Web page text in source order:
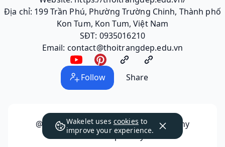
Địa chỉ: 199 Trần Phú, Phường Trường Chinh, Thành phố
Kon Tum, Kon Tum, Việt Nam
SĐT: 0935016210
Email: contact@thoitrangdep.edu.vn
Follow Share
@thoitrangdepeduvnhas not made any
collections public yet.
Wakelet uses cookies to
improve your experience.